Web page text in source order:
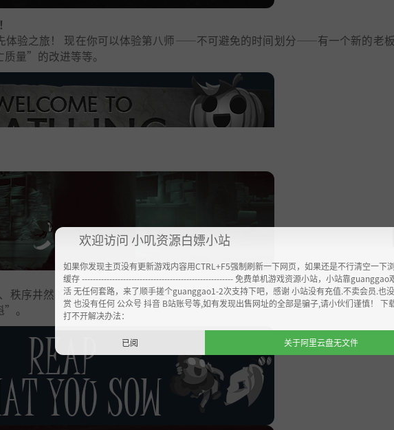
体验之旅！ 现在你可以体验第八师——不可避免的时间划分——有一个新的老
量”的改进等等。
秩序井然的各部门，邂逅各种各样令人难忘的角色——比如那个总和你分享办
。
欢迎访问 小叽资源白嫖小站
如果你发现主页没有更新游戏内容用CTRL+F5强制刷新一下网页，如果还是不行清空一下
缓存 ------------------------------------------------------- 免费单机游戏资源小站，小站靠guanggao
活 无任何套路，来了顺手搓个guanggao1-2次支持下吧，感谢 小站没有充值.不卖会员.也
赏 也没有任何 公众号 抖音 B站账号等,如有发现出售网址的全部是骗子,请小伙们谨慎！ 下
打不开解决办法：
已阅 关于阿里云盘无文件